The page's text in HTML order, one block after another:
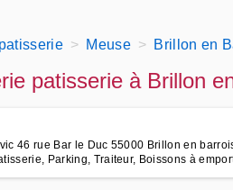
Meuse Brillon en
patisserie à Brillon
46 rue Bar le Duc 55000 Brillon en
Parking, Traiteur, Boissons à